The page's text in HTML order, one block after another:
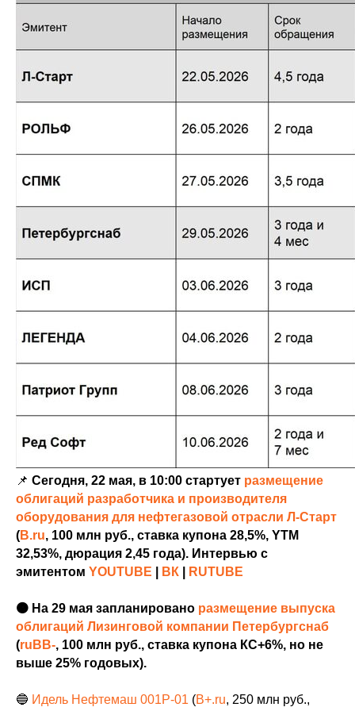
📌 Сегодня, 22 мая, в 10:00 стартует размещение
облигаций разработчика и производителя
оборудования для нефтегазовой отрасли Л-Старт
(B.ru, 100 млн руб., ставка купона 28,5%, YTM
32,53%, дюрация 2,45 года). Интервью с
эмитентом YOUTUBE ВК RUTUBE
🟠 На 29 мая запланировано размещение выпуска
облигаций Лизинговой компании Петербургснаб
(ruBB-, 100 млн руб., ставка купона КС+6%, но не
выше 25% годовых).
🔵 Идель Нефтемаш 001Р-01 (B+.ru, 250 млн руб.,